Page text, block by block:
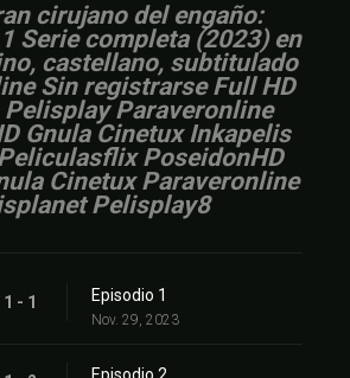
cirujano del engaño:
Serie completa (2023) en
castellano, subtitulado
Sin registrarse Full HD
Paraveronline
Gnula Cinetux Inkapelis
PoseidonHD
Cinetux Paraveronline
Pelisplay8
1 - 1 Episodio 1
Nov. 29, 2023